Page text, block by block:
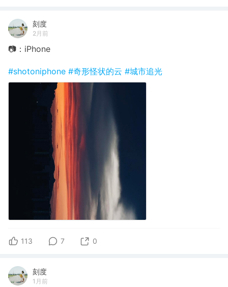
刻度
2月前
📷：iPhone
#shotoniphone #奇形怪状的云 #城市追光
113 7 0
刻度
1月前